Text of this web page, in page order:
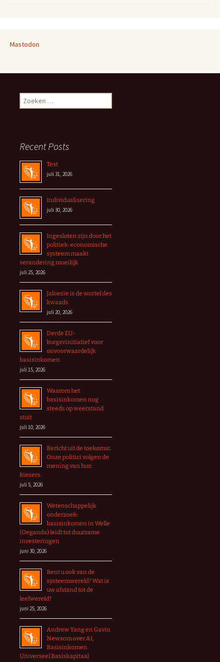
Mastodon
Zoeken
naar:
Recent Posts
Test
juli 31, 2026
Individualisering
juli 30, 2026
Ingesloten zijn door het
politiek-economische
systeem maakt
verandering moeilijk
juli 25, 2026
Jaloezie is de wortel des
kwaads
juli 20, 2026
Derde EU-
burgerinitiatief voor
onvoorwaardelijk
basisinkomen
juli 15, 2026
Waarom het
basisinkomen nog
steeds op weerstand
stuit
juli 10, 2026
Bericht uit de toekomst.
Onze politici volgen de
mening van hun
kiezers.
juli 5, 2026
Wetenschappelijk
onderzoek:
basisinkomen in Welle
(Oeganda) leidt tot duurzame
investeringen
juni 30, 2026
Bent u ook van de
systeemwereld? Wat is
uw afstand tot de
leefwereld?
juni 25, 2026
Andrew Yang en Gavin
Newsom over AI,
Basisinkomen
Universeel Basiskapitaal